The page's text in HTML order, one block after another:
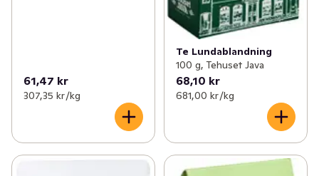
61,47 kr
307,35 kr /kg
Te Lundablandning
100 g, Tehuset Java
68,10 kr
681,00 kr /kg